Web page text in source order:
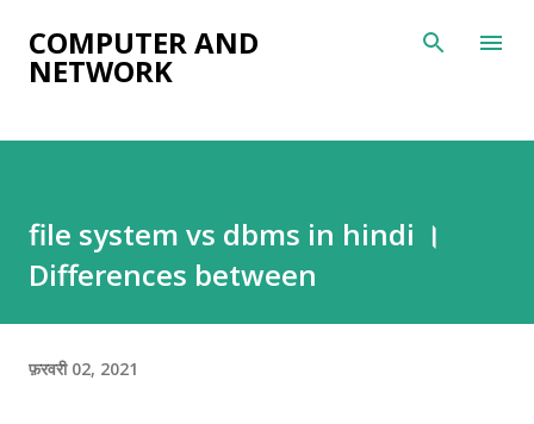
सीधे मुख्य सामग्री पर जाएं
COMPUTER AND
NETWORK
file system vs dbms in hindi ।
Differences between
फ़रवरी 02, 2021